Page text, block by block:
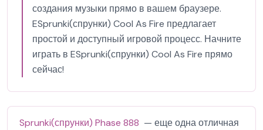
создания музыки прямо в вашем браузере.
ESprunki(спрунки) Cool As Fire предлагает
простой и доступный игровой процесс. Начните
играть в ESprunki(спрунки) Cool As Fire прямо
сейчас!
Sprunki(спрунки) Phase 888 — еще одна отличная